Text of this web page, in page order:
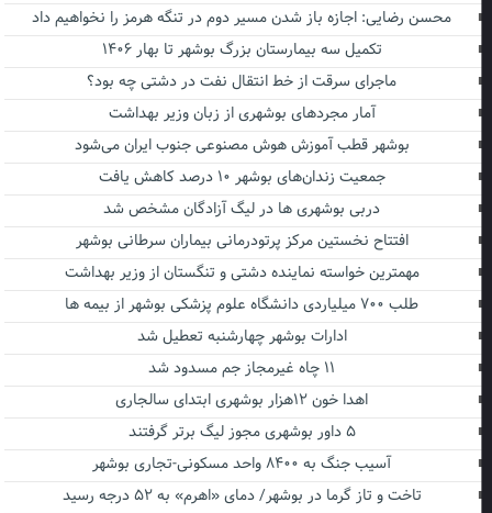
محسن رضایی: اجازه باز شدن مسیر دوم در تنگه هرمز را نخواهیم داد
تکمیل سه بیمارستان بزرگ بوشهر تا بهار ۱۴۰۶
ماجرای سرقت از خط انتقال نفت در دشتی چه بود؟
آمار مجردهای بوشهری از زبان وزیر بهداشت
بوشهر قطب آموزش هوش مصنوعی جنوب ایران می‌شود
جمعیت زندان‌های بوشهر ۱۰ درصد کاهش یافت
دربی بوشهری ها در لیگ آزادگان مشخص شد
افتتاح نخستین مرکز پرتودرمانی بیماران سرطانی بوشهر
مهمترین خواسته نماینده دشتی و تنگستان از وزیر بهداشت
طلب ۷۰۰ میلیاردی دانشگاه علوم پزشکی بوشهر از بیمه ها
ادارات بوشهر چهارشنبه تعطیل شد
اهدا خون ۱۲هزار بوشهری ابتدای سالجاری
آسیب جنگ به ۸۴۰۰ واحد مسکونی-تجاری بوشهر
تاخت و تاز گرما در بوشهر/ دمای «اهرم» به ۵۲ درجه رسید